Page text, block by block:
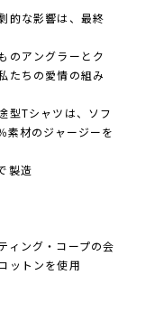
的な影響は、最終
のアングラーとク
たちの愛情の組み
型Tシャツは、ソフ
素材のジャージーを
製造
ィング・コープの会
ットンを使用